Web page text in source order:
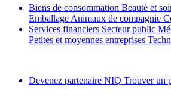
Biens de consommation Beauté et
Emballage Animaux de compagnie
Services financiers Secteur public
Petites et moyennes entreprises
Devenez partenaire NIQ Trouver un